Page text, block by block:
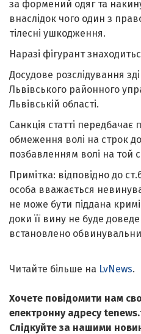
за формений одяг та
внаслідок чого один з
тілесні ушкодження.
Наразі фігурант
Досудове розслідування
Львівського районного
Львівській області.
Санкція статті передбачає
обмеження волі на строк
позбавленням волі на той
Примітка: відповідно до
особа вважається
не може бути піддана
доки її вину не буде
встановлено
Читайте більше на LvNews.
Хочете повідомити нам
електронну адресу
Слідкуйте за нашими